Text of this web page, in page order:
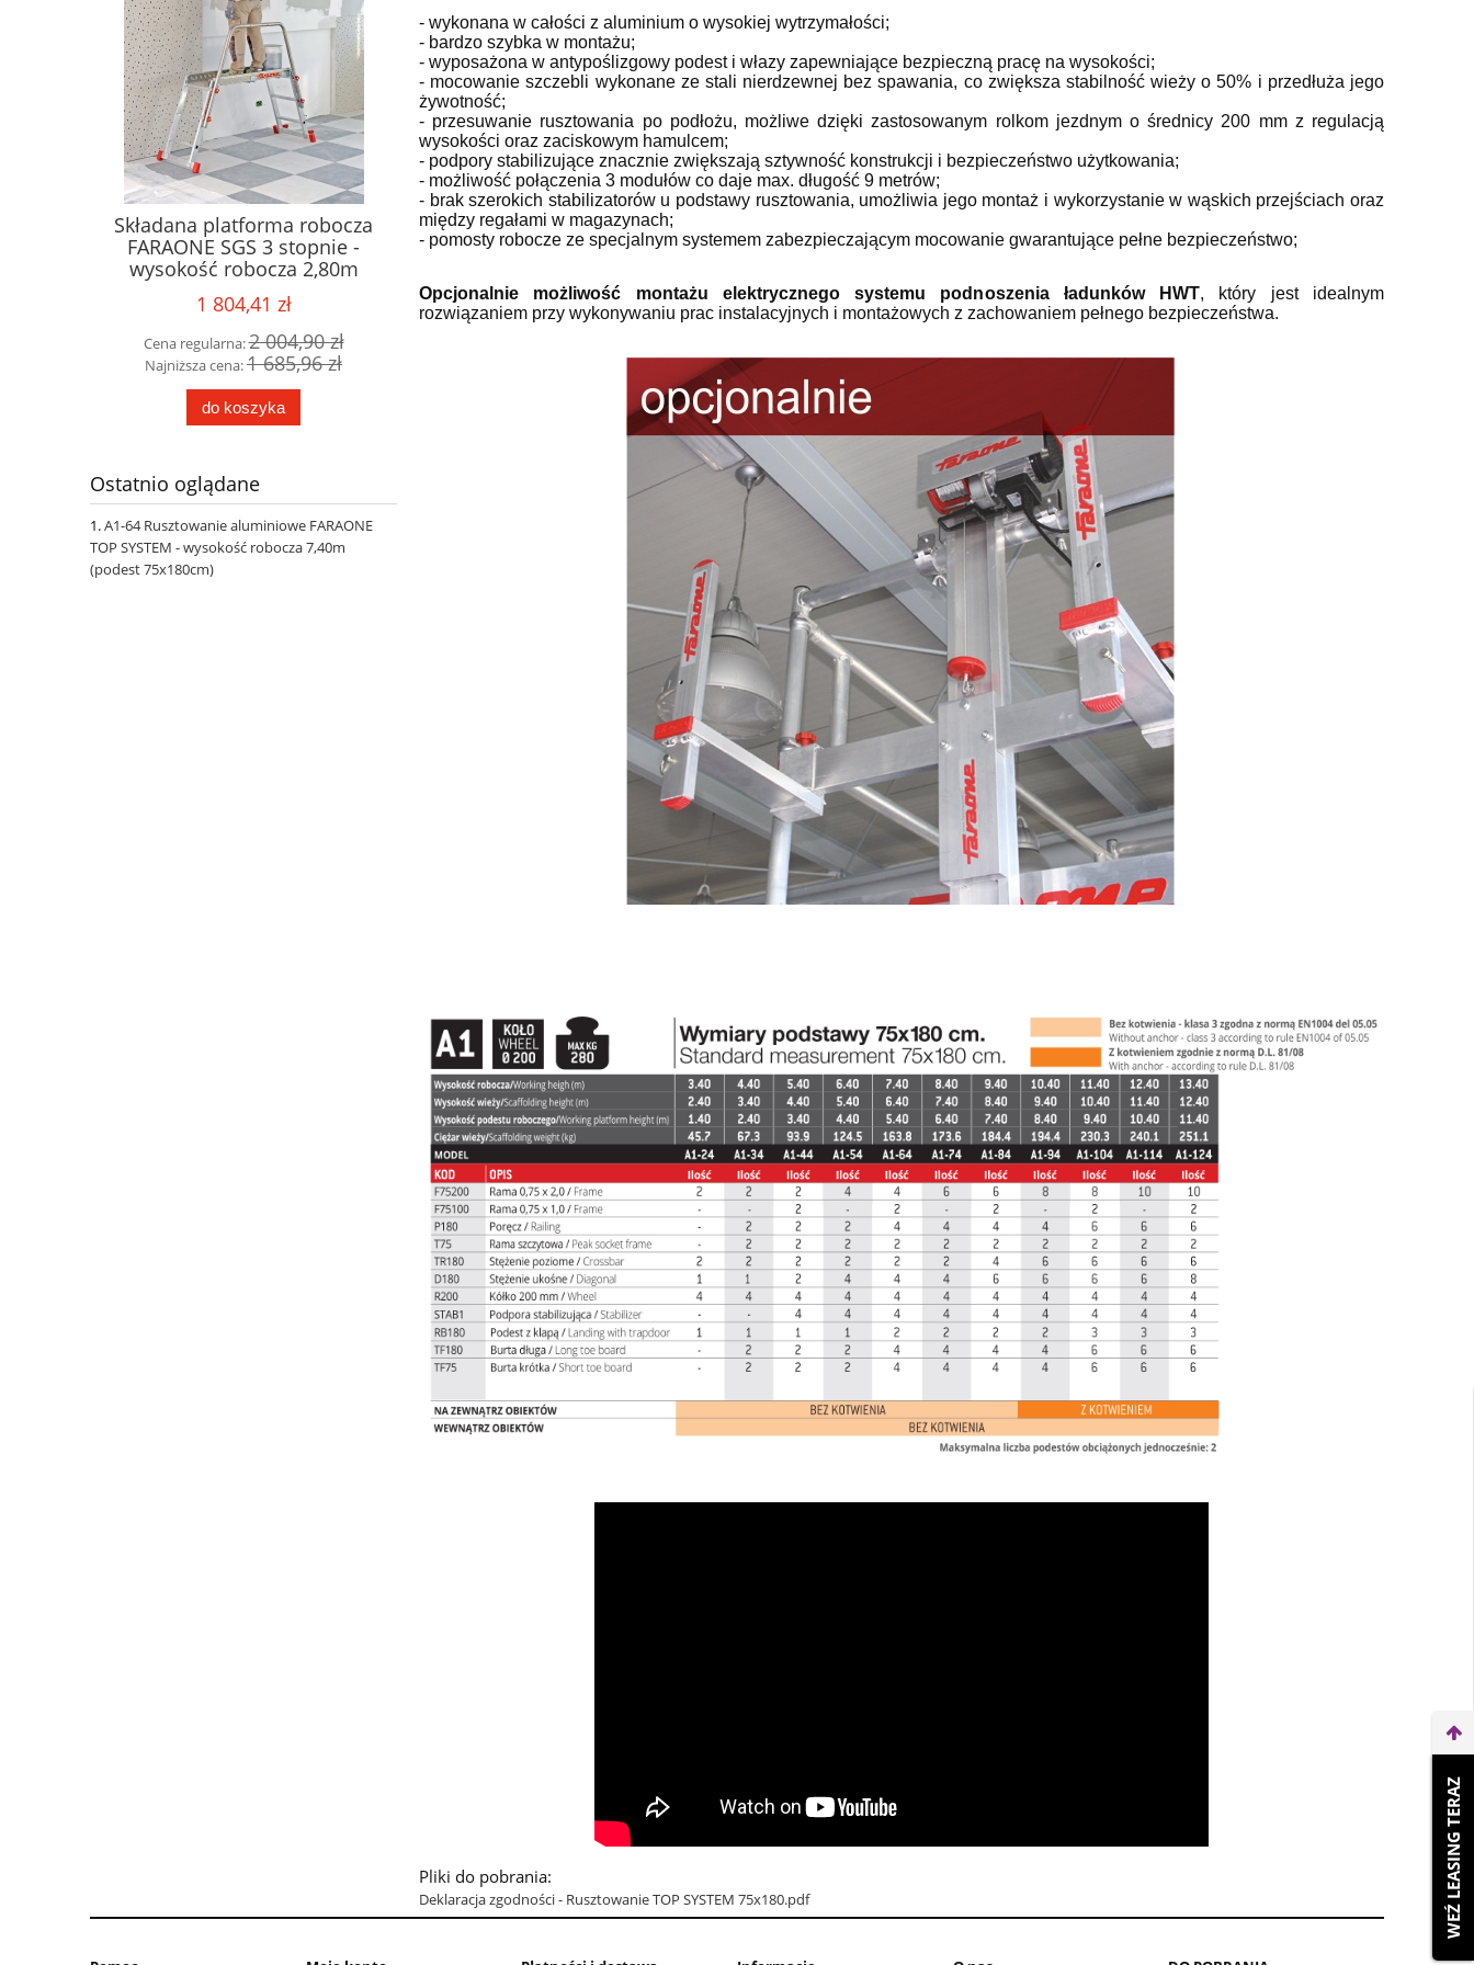
Składana platforma robocza
FARAONE SGS 3 stopnie -
wysokość robocza 2,80m
1 804,41 zł
Cena regularna:2 004,90 zł
Najniższa cena:1 685,96 zł
do koszyka
Drabina magazynowa FARAONE
seria CM60 schodki montażowe
rob. 3,23m
2 496,29 zł
2 331,34 zł
jezdna FARAONE, platforma
robocza 3,70m
5 727,62 zł
Najniższa cena: 5 352,35 zł
do koszyka
Drabina magazynowa / schody
magazynowe FARAONE SGP5 z
2 452,01 zł
2 291,49 zł
schody -
Ostatnio oglądane
A1-64 Rusztowanie aluminiowe FARAONE
TOP SYSTEM - wysokość robocza 7,40m
(podest 75x180cm)
- wykonana w całości z aluminium o wysokiej wytrzymałości;
- bardzo szybka w montażu;
- wyposażona w antypoślizgowy podest i włazy zapewniające bezpieczną pracę na wysokości;
- mocowanie szczebli wykonane ze stali nierdzewnej bez spawania, co zwiększa stabilność wieży o 50% i przedłuża jego
żywotność;
- przesuwanie rusztowania po podłożu, możliwe dzięki zastosowanym rolkom jezdnym o średnicy 200 mm z regulacją
wysokości oraz zaciskowym hamulcem;
- podpory stabilizujące znacznie zwiększają sztywność konstrukcji i bezpieczeństwo użytkowania;
- możliwość połączenia 3 modułów co daje max. długość 9 metrów;
- brak szerokich stabilizatorów u podstawy rusztowania, umożliwia jego montaż i wykorzystanie w wąskich przejściach oraz
między regałami w magazynach;
- pomosty robocze ze specjalnym systemem zabezpieczającym mocowanie gwarantujące pełne bezpieczeństwo;
Opcjonalnie możliwość montażu elektrycznego systemu podnoszenia ładunków HWT, który jest idealnym
rozwiązaniem przy wykonywaniu prac instalacyjnych i montażowych z zachowaniem pełnego bezpieczeństwa.
Pliki do pobrania:
Deklaracja zgodności - Rusztowanie TOP SYSTEM 75x180.pdf WEŹ LEASING TERAZ